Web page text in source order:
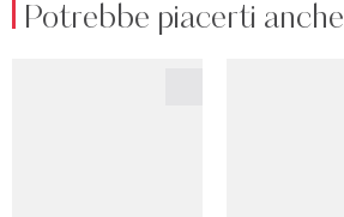
Potrebbe piacerti anche